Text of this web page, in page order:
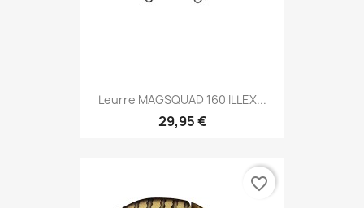
Leurre MAGSQUAD 160 ILLEX...
29,95 €
favorite_border